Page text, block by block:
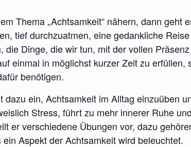
Thema „Achtsamkeit“ nähern, dann
tief durchzuatmen, eine gedankliche
die Dinge, die wir tun, mit der vollen
einmal in möglichst kurzer Zeit zu
benötigen.
dazu ein, Achtsamkeit im Alltag einzuüben
Stress, führt zu mehr innerer Ruhe
er verschiedene Übungen vor, dazu
ein Aspekt der Achtsamkeit wird beleuchtet.